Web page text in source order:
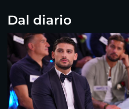
Dal diario